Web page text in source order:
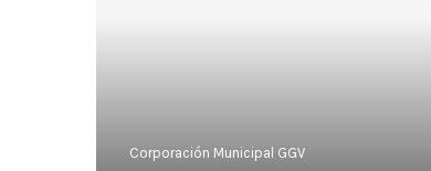
Corporación Municipal GGV